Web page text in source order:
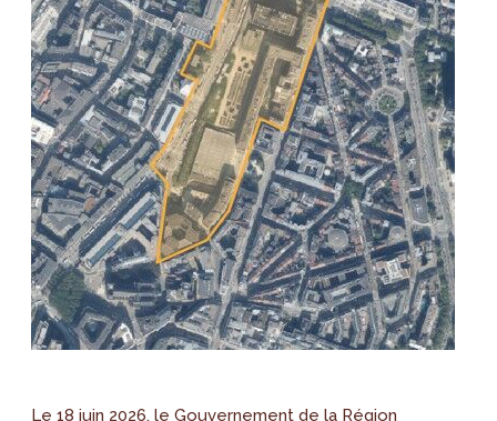
Le 18 juin 2026, le Gouvernement de la Région